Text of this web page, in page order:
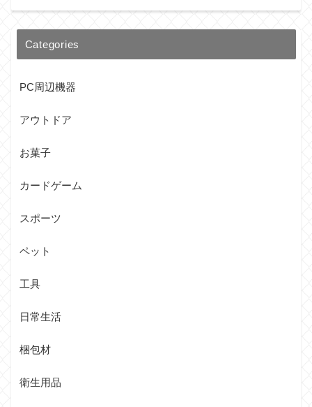
Categories
PC周辺機器
アウトドア
お菓子
カードゲーム
スポーツ
ペット
工具
日常生活
梱包材
衛生用品